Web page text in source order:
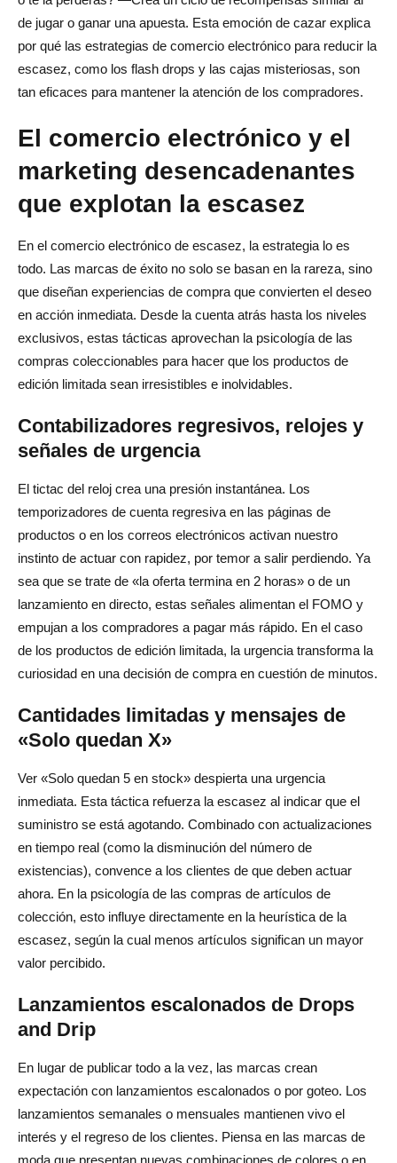
de jugar o ganar una apuesta. Esta emoción de cazar explica
por qué las estrategias de comercio electrónico para reducir la
escasez, como los flash drops y las cajas misteriosas, son
tan eficaces para mantener la atención de los compradores.
El comercio electrónico y el
marketing desencadenantes
que explotan la escasez
En el comercio electrónico de escasez, la estrategia lo es
todo. Las marcas de éxito no solo se basan en la rareza, sino
que diseñan experiencias de compra que convierten el deseo
en acción inmediata. Desde la cuenta atrás hasta los niveles
exclusivos, estas tácticas aprovechan la psicología de las
compras coleccionables para hacer que los productos de
edición limitada sean irresistibles e inolvidables.
Contabilizadores regresivos, relojes y
señales de urgencia
El tictac del reloj crea una presión instantánea. Los
temporizadores de cuenta regresiva en las páginas de
productos o en los correos electrónicos activan nuestro
instinto de actuar con rapidez, por temor a salir perdiendo. Ya
sea que se trate de «la oferta termina en 2 horas» o de un
lanzamiento en directo, estas señales alimentan el FOMO y
empujan a los compradores a pagar más rápido. En el caso
de los productos de edición limitada, la urgencia transforma la
curiosidad en una decisión de compra en cuestión de minutos.
Cantidades limitadas y mensajes de
«Solo quedan X»
Ver «Solo quedan 5 en stock» despierta una urgencia
inmediata. Esta táctica refuerza la escasez al indicar que el
suministro se está agotando. Combinado con actualizaciones
en tiempo real (como la disminución del número de
existencias), convence a los clientes de que deben actuar
ahora. En la psicología de las compras de artículos de
colección, esto influye directamente en la heurística de la
escasez, según la cual menos artículos significan un mayor
valor percibido.
Lanzamientos escalonados de Drops
and Drip
En lugar de publicar todo a la vez, las marcas crean
expectación con lanzamientos escalonados o por goteo. Los
lanzamientos semanales o mensuales mantienen vivo el
interés y el regreso de los clientes. Piensa en las marcas de
moda que presentan nuevas combinaciones de colores o en